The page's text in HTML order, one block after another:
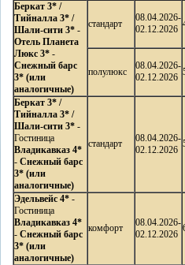
Беркат 3* /
Тийналла 3* /
Шали-сити 3* -
Отель Планета
Люкс 3* -
Снежный барс
3* (или
аналогичные)
стандарт
08.04.2026-
02.12.2026
полулюкс
08.04.2026-
02.12.2026
Беркат 3* /
Тийналла 3* /
Шали-сити 3* -
Гостиница
Владикавказ 4*
- Снежный барс
3* (или
аналогичные)
стандарт
08.04.2026-
02.12.2026
Эдельвейс 4* -
Гостиница
Владикавказ 4*
- Снежный барс
3* (или
аналогичные)
комфорт
08.04.2026-
02.12.2026